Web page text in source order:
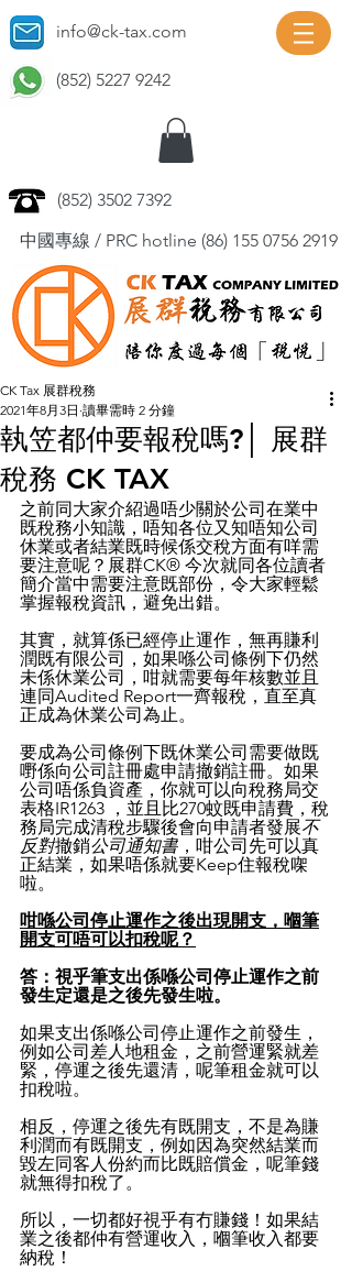
info@ck-tax.com
(852) 5227 9242
(852) 3502 7392
中國專線 / PRC hotline (86) 155 0756 2919
執笠都仲要報稅嗎?│ 展群
稅務 CK TAX
CK Tax 展群稅務
2021年8月3日 讀畢需時 2 分鐘
之前同大家介紹過唔少關於公司在業中
既稅務小知識，唔知各位又知唔知公司
休業或者結業既時候係交稅方面有咩需
要注意呢？展群CK® 今次就同各位讀者
簡介當中需要注意既部份，令大家輕鬆
掌握報稅資訊，避免出錯。
其實，就算係已經停止運作，無再賺利
潤既有限公司，如果喺公司條例下仍然
未係休業公司，咁就需要每年核數並且
連同Audited Report一齊報稅，直至真
正成為休業公司為止。
要成為公司條例下既休業公司需要做既
嘢係向公司註冊處申請撤銷註冊。如果
公司唔係負資產，你就可以向稅務局交
表格IR1263 ，並且比270蚊既申請費，稅
務局完成清稅步驟後會向申請者發展不
反對撤銷公司通知書 ，咁公司先可以真
正結業，如果唔係就要Keep住報稅㗎
啦。
咁喺公司停止運作之後出現開支，嗰筆
開支可唔可以扣稅呢？
答：視乎筆支出係喺公司停止運作之前
發生定還是之後先發生啦。
如果支出係喺公司停止運作之前發生，
例如公司差人地租金，之前營運緊就差
緊，停運之後先還清，呢筆租金就可以
扣稅啦。
相反，停運之後先有既開支，不是為賺
利潤而有既開支，例如因為突然結業而
毀左同客人份約而比既賠償金，呢筆錢
就無得扣稅了。
所以，一切都好視乎有冇賺錢！如果結
業之後都仲有營運收入，嗰筆收入都要
納稅！